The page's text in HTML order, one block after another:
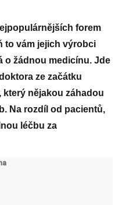
forem
to vám jejich výrobci
o žádnou medicínu. Jde
ze začátku
nějakou záhadou
Na rozdíl od pacientů,
léčbu za